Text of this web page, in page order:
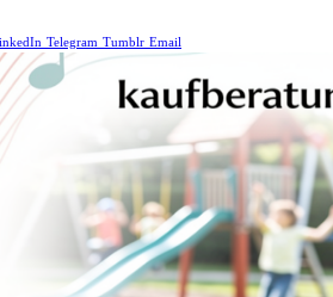
Telegram Tumblr Email